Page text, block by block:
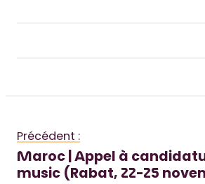
Précédent :
Maroc | Appel à
music (Rabat, 22-25